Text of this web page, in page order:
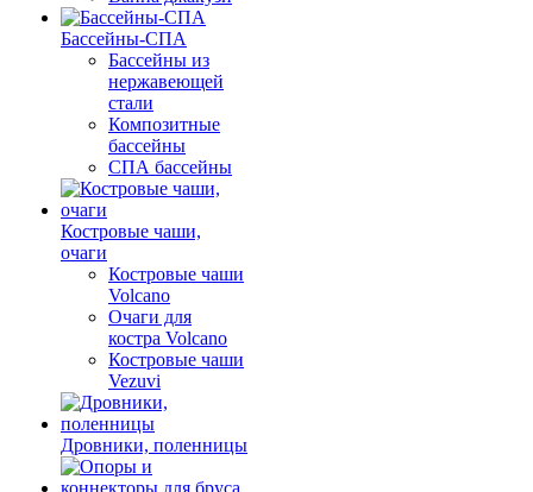
Бассейны-СПА
Бассейны из
нержавеющей
стали
Композитные
бассейны
СПА бассейны
Костровые чаши,
очаги
Костровые чаши
Volcano
Очаги для
костра Volcano
Костровые чаши
Vezuvi
Дровники, поленницы